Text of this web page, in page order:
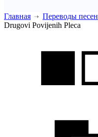
Главная Переводы песен
Drugovi Povijenih Pleca